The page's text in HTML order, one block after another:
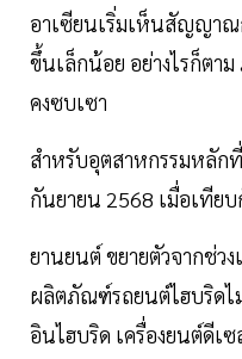
อาเซียนเริ่มเห็นสัญญา
ขึ้นเล็กน้อย อย่างไรก็ตา
คงซบเซา
สำหรับอุตสาหกรรมหลัก
กันยายน 2568 เมื่อเทีย
ยานยนต์ ขยายตัวจากช่ว
ผลิตภัณฑ์รถยนต์ไฮบริดไ
อินไฮบริด เครื่องยนต์ดี